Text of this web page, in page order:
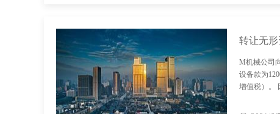
转让无
M机械公司
设备款为
增值税）。